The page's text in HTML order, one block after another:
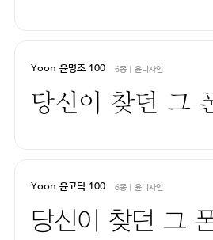
Yoon 윤명조 100 6종 | 윤디자인
Yoon 윤고딕 100 6종 | 윤디자인